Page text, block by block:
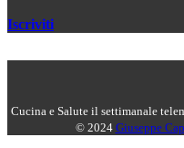
Iscriviti
Cucina e Salute il settimanale
© 2024 Giuseppe